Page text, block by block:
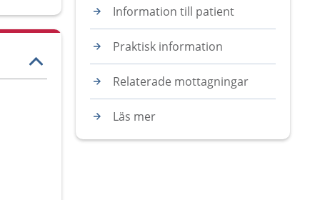
Information till patient
Praktisk information
Relaterade mottagningar
Läs mer